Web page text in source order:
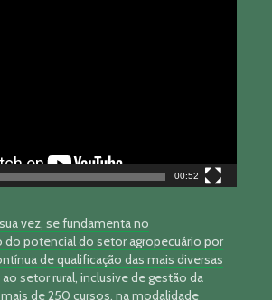
00:52
vez, se fundamenta no
potencial do setor agropecuário por
de qualificação das mais diversas
setor rural, inclusive de gestão da
de 250 cursos, na modalidade